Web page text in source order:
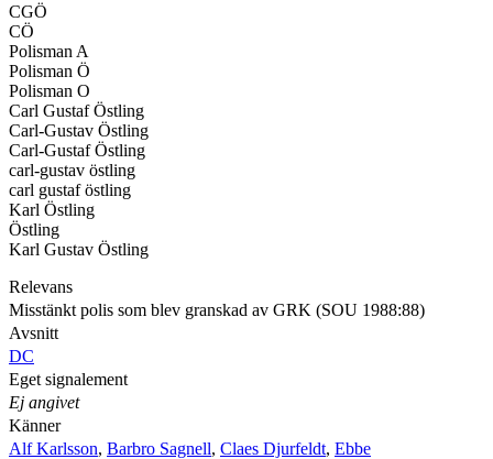
CGÖ
CÖ
Polisman A
Polisman Ö
Polisman O
Carl Gustaf Östling
Carl-Gustav Östling
Carl-Gustaf Östling
carl-gustav östling
carl gustaf östling
Karl Östling
Östling
Karl Gustav Östling
Relevans
Misstänkt polis som blev granskad av GRK (SOU 1988:88)
Avsnitt
DC
Eget signalement
Ej angivet
Känner
Alf Karlsson, Barbro Sagnell, Claes Djurfeldt, Ebbe